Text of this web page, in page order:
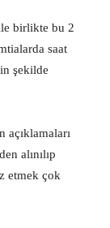
birlikte bu 2
saat
şekilde
açıklamaları
alınılıp
etmek çok